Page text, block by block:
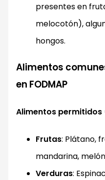
presentes en
melocotón),
hongos.
Alimentos
en FODMAP
Alimentos permitidos
Frutas: Plátano,
mandarina,
Verduras: